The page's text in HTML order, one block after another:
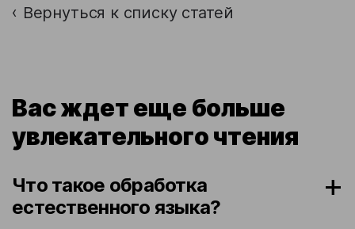
› Вернуться к списку статей
Вас ждет еще больше
увлекательного чтения
Что такое обработка
естественного языка?